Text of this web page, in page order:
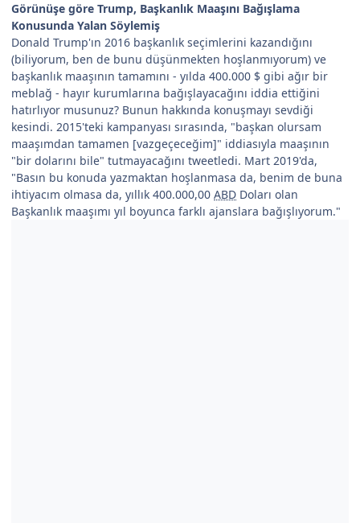
Görünüşe göre Trump, Başkanlık Maaşını Bağışlama
Konusunda Yalan Söylemiş
Donald Trump'ın 2016 başkanlık seçimlerini kazandığını
(biliyorum, ben de bunu düşünmekten hoşlanmıyorum) ve
başkanlık maaşının tamamını - yılda 400.000 $ gibi ağır bir
meblağ - hayır kurumlarına bağışlayacağını iddia ettiğini
hatırlıyor musunuz? Bunun hakkında konuşmayı sevdiği
kesindi. 2015'teki kampanyası sırasında, "başkan olursam
maaşımdan tamamen [vazgeçeceğim]" iddiasıyla maaşının
"bir dolarını bile" tutmayacağını tweetledi. Mart 2019'da,
"Basın bu konuda yazmaktan hoşlanmasa da, benim de buna
ihtiyacım olmasa da, yıllık 400.000,00 ABD Doları olan
Başkanlık maaşımı yıl boyunca farklı ajanslara bağışlıyorum."